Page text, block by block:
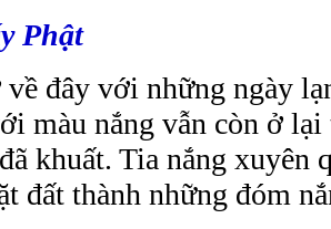
Phật
đây với những ngày
màu nắng vẫn còn ở lại
khuất. Tia nắng xuyên
đất thành những đóm